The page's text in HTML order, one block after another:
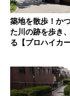
築地を散歩！か
た川の跡を歩き
る【プロハイカ